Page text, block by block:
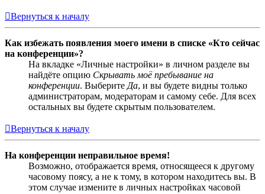
Вернуться к началу
Как избежать появления моего имени в списке «Кто сейчас
на конференции»?
На вкладке «Личные настройки» в личном разделе вы
найдёте опцию Скрывать моё пребывание на
конференции. Выберите Да, и вы будете видны только
администраторам, модераторам и самому себе. Для всех
остальных вы будете скрытым пользователем.
Вернуться к началу
На конференции неправильное время!
Возможно, отображается время, относящееся к другому
часовому поясу, а не к тому, в котором находитесь вы. В
этом случае измените в личных настройках часовой